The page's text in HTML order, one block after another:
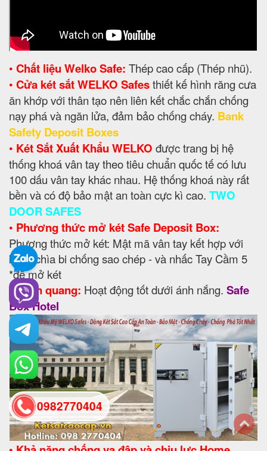
• Chất liệu Welko Safe: Thép cao cấp (Thép nhũ).
• Cửa két sắt WELKO Safesthiết kế hình răng cưa
ăn khớp với thân tạo nên liên kết chắc chắn chống
nạy phá và ngăn lửa, đảm bảo chống cháy. Bank
Safety Deposit Boxes
• Két Sắt Xuất Khẩu WELKO được trang bị hệ
thống khoá vân tay theo tiêu chuẩn quốc tế có lưu
100 dấu vân tay khác nhau. Hệ thống khoá này rất
bền và có độ bảo mật an toàn cực kì cao. TWO
DOOR SAFES
• Phương thức mở két Safe Deposit Box:
Phương thức mở két: Mật mã vân tay kết hợp với
khoá chìa bi chống sao chép - và nhấc Tay Cầm 5
*để mở két
• Phản quang: Hoạt động tốt dưới ánh nắng. Safe
Box Hotel
0982770404
back